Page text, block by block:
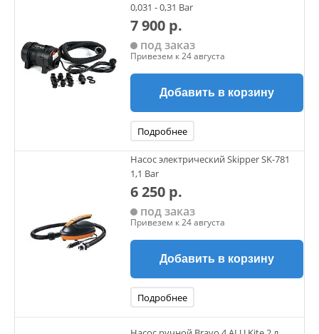
0,031 - 0,31 Bar
7 900 р.
под заказ
Привезем к 24 августа
Добавить в корзину
Подробнее
Насос электрический Skipper SK-781
1,1 Bar
6 250 р.
под заказ
Привезем к 24 августа
Добавить в корзину
Подробнее